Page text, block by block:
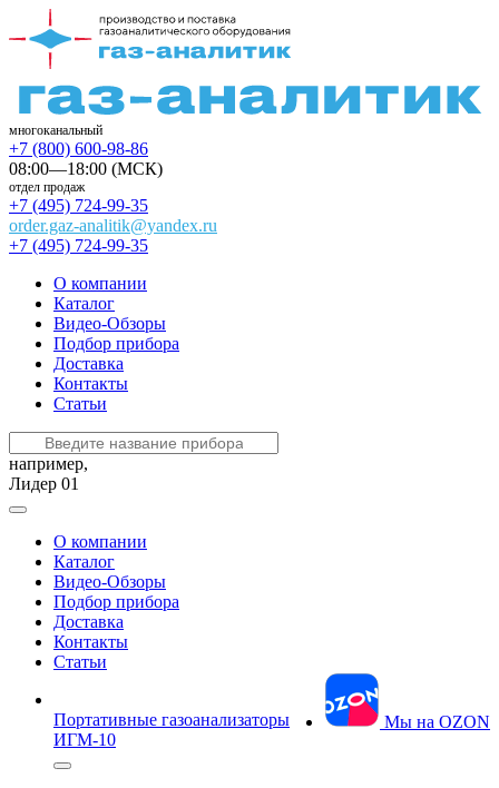
многоканальный
+7 (800) 600-98-86
08:00—18:00 (МСК)
отдел продаж
+7 (495) 724-99-35
order.gaz-analitik@yandex.ru
+7 (495) 724-99-35
О компании
Каталог
Видео-Обзоры
Подбор прибора
Доставка
Контакты
Статьи
например,
Лидер 01
О компании
Каталог
Видео-Обзоры
Подбор прибора
Доставка
Контакты
Статьи
Мы на OZON
Портативные газоанализаторы
ИГМ-10